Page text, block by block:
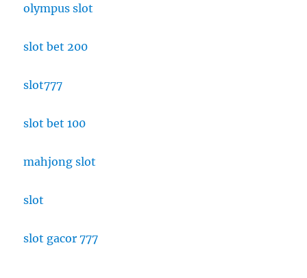
olympus slot
slot bet 200
slot777
slot bet 100
mahjong slot
slot
slot gacor 777